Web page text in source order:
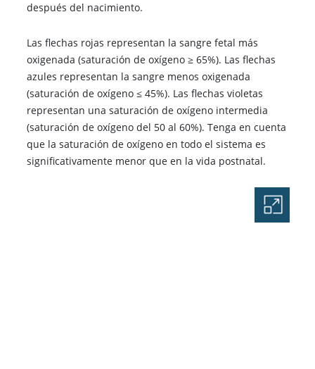
después del nacimiento.
Las flechas rojas representan la sangre fetal más
oxigenada (saturación de oxígeno ≥ 65%). Las flechas
azules representan la sangre menos oxigenada
(saturación de oxígeno ≤ 45%). Las flechas violetas
representan una saturación de oxígeno intermedia
(saturación de oxígeno del 50 al 60%). Tenga en cuenta
que la saturación de oxígeno en todo el sistema es
significativamente menor que en la vida postnatal.